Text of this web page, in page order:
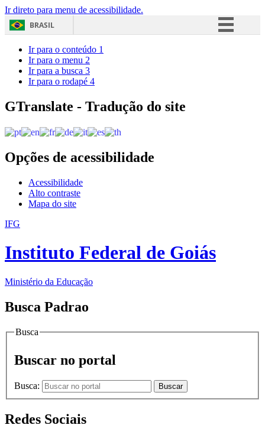
Ir direto para menu de acessibilidade.
BRASIL
Acesso à informação
Ir para o conteúdo 1
Ir para o menu 2
Ir para a busca 3
Ir para o rodapé 4
GTranslate - Tradução do site
Opções de acessibilidade
Acessibilidade
Alto contraste
Mapa do site
IFG
Instituto Federal de Goiás
Ministério da Educação
Busca Padrao
Busca
Buscar no portal
Busca: Buscar
Redes Sociais